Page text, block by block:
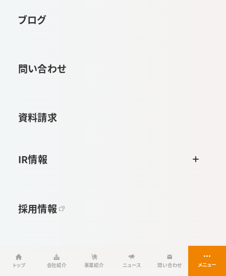
トップ 会社紹介 事業紹介 ニュース 問い合わせ
ブログ
問い合わせ
資料請求
IR情報
採用情報